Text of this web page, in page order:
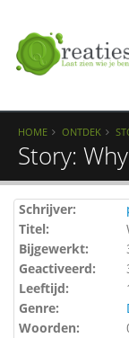
HOME ONTDEK
Story:
Schrijver:
Titel:
Bijgewerkt:
Geactiveerd:
Leeftijd:
Genre:
Woorden: